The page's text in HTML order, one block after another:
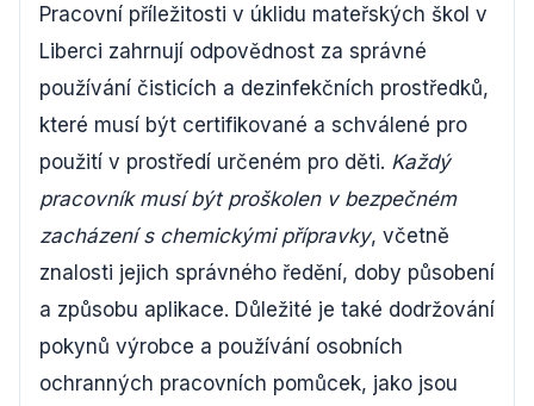
Pracovní příležitosti v úklidu mateřských škol v
Liberci zahrnují odpovědnost za správné
používání čisticích a dezinfekčních prostředků,
které musí být certifikované a schválené pro
použití v prostředí určeném pro děti. Každý
pracovník musí být proškolen v bezpečném
zacházení s chemickými přípravky, včetně
znalosti jejich správného ředění, doby působení
a způsobu aplikace. Důležité je také dodržování
pokynů výrobce a používání osobních
ochranných pracovních pomůcek, jako jsou